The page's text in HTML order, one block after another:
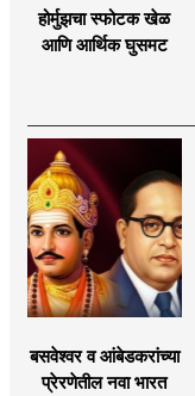
होर्मुझचा स्फोटक खेळ
आणि आर्थिक घुसमट
बसवेश्वर व आंबेडकरांच्या
प्रेरणेतील नवा भारत